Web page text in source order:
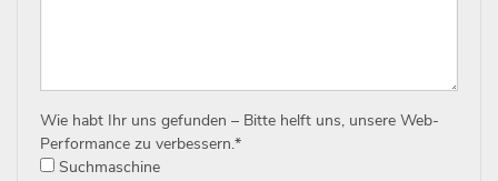
Wie habt Ihr uns gefunden – Bitte helft uns, unsere Web-
Performance zu verbessern.*
Suchmaschine